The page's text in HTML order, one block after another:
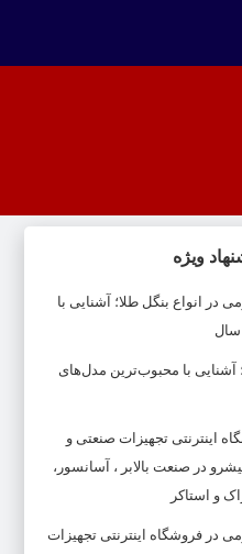
ویژه
در
انواع بنگل طلا؛ آشنایی با
سال
آشنایی با محبوب‌ترین مدل‌های
اینترنتی تجهیزات صنعتی و
در صنعت بالابر ، آسانسور،
و استاکر
در فروشگاه اینترنتی تجهیزات